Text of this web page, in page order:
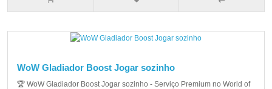
WoW Gladiador Boost Jogar sozinho
🏆 WoW Gladiador Boost Jogar sozinho - Serviço Premium no World of